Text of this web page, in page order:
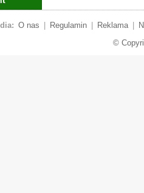
O nas Regulamin Reklama
©